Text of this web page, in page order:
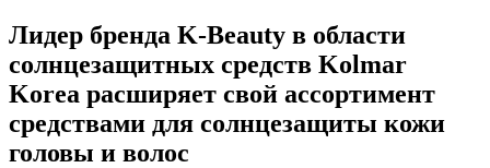
Лидер бренда K-Beauty в области
солнцезащитных средств Kolmar
Korea расширяет свой ассортимент
средствами для солнцезащиты кожи
головы и волос